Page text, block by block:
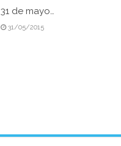
31 de mayo…
31/05/2015